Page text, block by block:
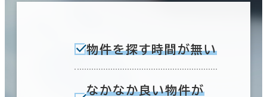
物件を探す時間が無い
なかなか良い物件が